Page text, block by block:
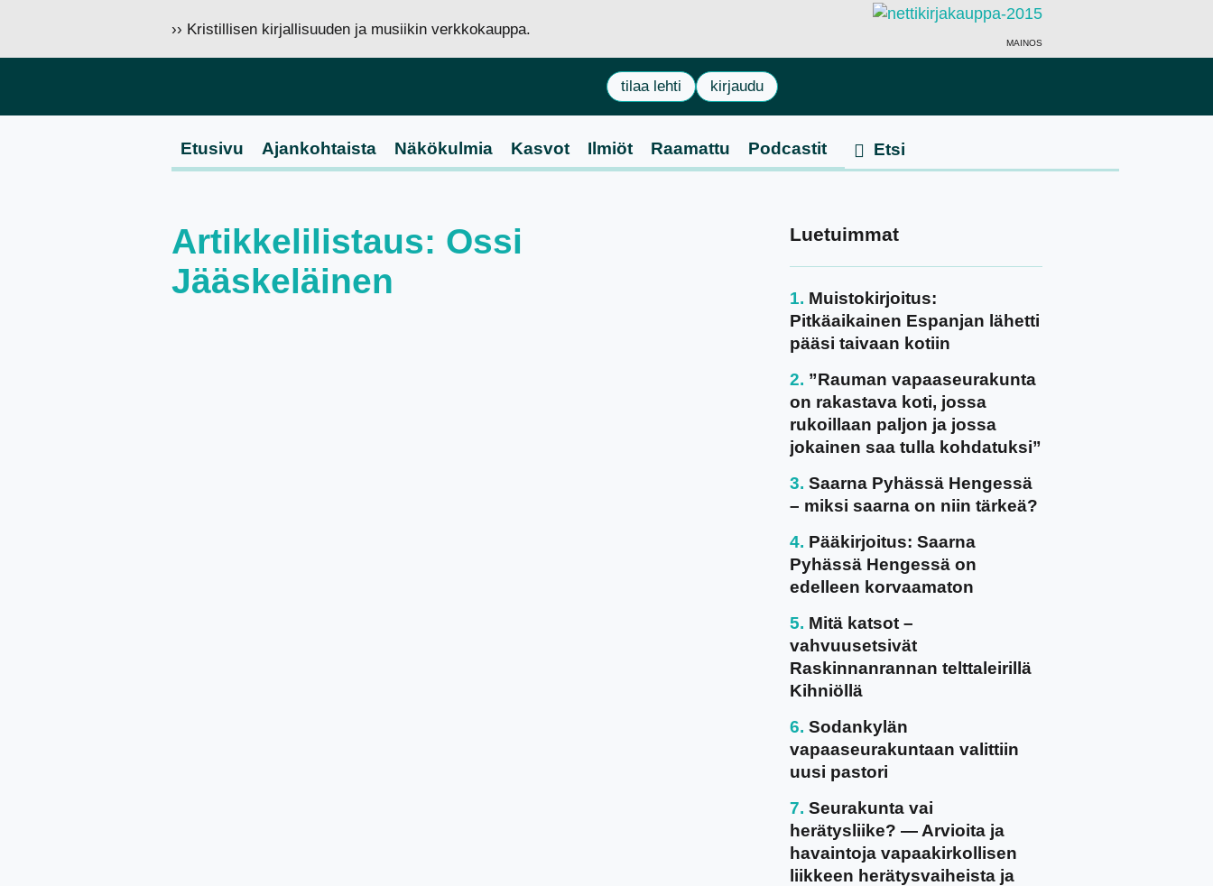
›› Kristillisen kirjallisuuden ja musiikin verkkokauppa.
MAINOS
tilaa lehti kirjaudu
Etusivu Ajankohtaista Näkökulmia Kasvot Ilmiöt Raamattu Podcastit
Artikkelilistaus: Ossi
Jääskeläinen
Luetuimmat
Muistokirjoitus:
Pitkäaikainen Espanjan lähetti
pääsi taivaan kotiin
”Rauman vapaaseurakunta
on rakastava koti, jossa
rukoillaan paljon ja jossa
jokainen saa tulla kohdatuksi”
Saarna Pyhässä Hengessä
– miksi saarna on niin tärkeä?
Pääkirjoitus: Saarna
Pyhässä Hengessä on
edelleen korvaamaton
Mitä katsot –
vahvuusetsivät
Raskinnanrannan telttaleirillä
Kihniöllä
Sodankylän
vapaaseurakuntaan valittiin
uusi pastori
Seurakunta vai
herätysliike? — Arvioita ja
havaintoja vapaakirkollisen
liikkeen herätysvaiheista ja